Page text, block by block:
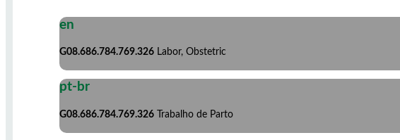
en
G08.686.784.769.326 Labor, Obstetric
pt-br
G08.686.784.769.326 Trabalho de Parto